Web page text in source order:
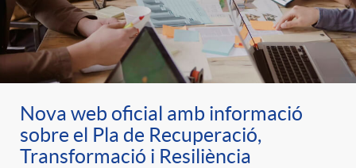
e
g
o
Nova web oficial amb informació
sobre el Pla de Recuperació,
Transformació i Resiliència